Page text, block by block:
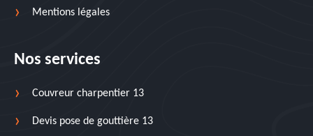
Mentions légales
Nos services
Couvreur charpentier 13
Devis pose de gouttière 13